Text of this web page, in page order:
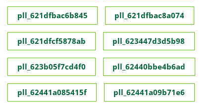
pll_621dfbac6b845 pll_621dfbac8a074
pll_621dfcf5878ab pll_623447d3d5b98
pll_623b05f7cd4f0 pll_62440bbe4b6ad
pll_62441a085415f pll_62441a09b71e6